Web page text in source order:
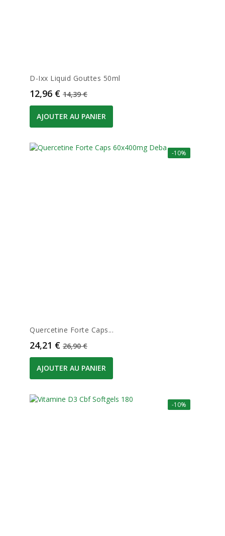
D-Ixx Liquid Gouttes 50ml
Prix
12,96 € Prix de base
14,39 €
AJOUTER AU PANIER
-10%
Quercetine Forte Caps...
Prix
24,21 € Prix de base
26,90 €
AJOUTER AU PANIER
-10%